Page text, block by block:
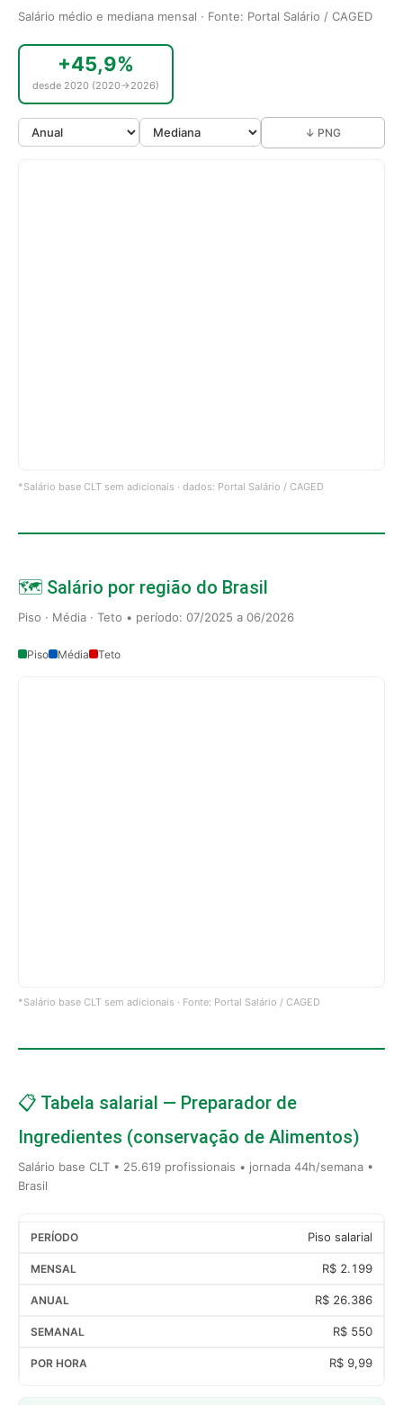
Salário médio e mediana mensal · Fonte: Portal Salário / CAGED
+45,9%
desde 2020 (2020→2026)
↓ PNG
*Salário base CLT sem adicionais · dados: Portal Salário / CAGED
🗺️ Salário por região do Brasil
Piso · Média · Teto • período: 07/2025 a 06/2026
Piso Média Teto
*Salário base CLT sem adicionais · Fonte: Portal Salário / CAGED
📋 Tabela salarial — Preparador de
Ingredientes (conservação de Alimentos)
Salário base CLT • 25.619 profissionais • jornada 44h/semana •
Brasil
Piso salarial
R$ 2.199
R$ 26.386
R$ 550
R$ 9,99